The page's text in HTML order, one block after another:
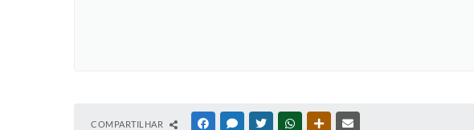
COMPARTILHAR FACEBOOKMESSENGER
TWITTERWHATSAPPOUTRAS MÍDIAS